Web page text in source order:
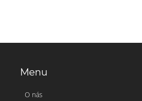
Menu
O nás